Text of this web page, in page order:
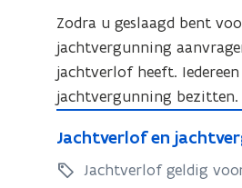
s
c
h
j
c
h
s
c
h
j
a
c
h
t
Zodra u geslaagd bent
jachtvergunning
jachtverlof heeft.
jachtvergunning bezitten.
a
c
Jachtverlof en
J
a
c
Jachtverlof geldig